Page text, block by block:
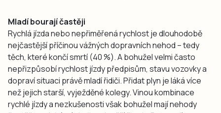
Mladí bourají častěji
Rychlá jízda nebo nepřiměřená rychlost je dlouhodobě
nejčastější příčinou vážných dopravních nehod – tedy
těch, které končí smrtí (40 %). A bohužel velmi často
nepřizpůsobí rychlost jízdy předpisům, stavu vozovky a
dopraví situaci právě mladí řidiči. Přidat plyn je láká více
než jejich starší, vyježděné kolegy. Vinou kombinace
rychlé jízdy a nezkušenosti však bohužel mají nehody